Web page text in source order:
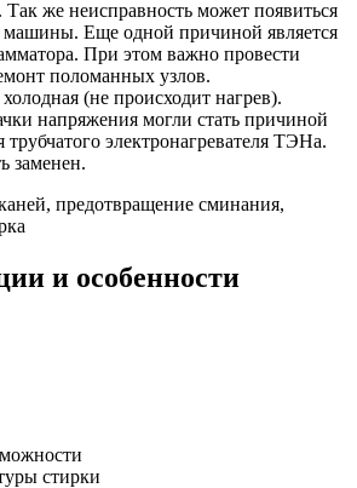
же неисправность может появиться
машины. Еще одной причиной является
При этом важно провести
поломанных узлов.
(не происходит нагрев).
напряжения могли стать причиной
трубчатого электронагревателя ТЭНа.
заменен.
предотвращение сминания,
и особенности
стирки